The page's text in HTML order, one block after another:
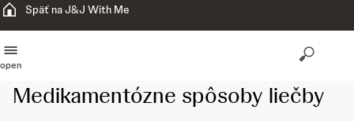
Späť na J&J With Me
open
Medikamentózne spôsoby liečby